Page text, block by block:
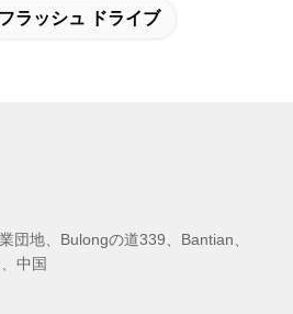
ラッシュ ドライブ
団地、Bulongの道339、Bantian、
中国